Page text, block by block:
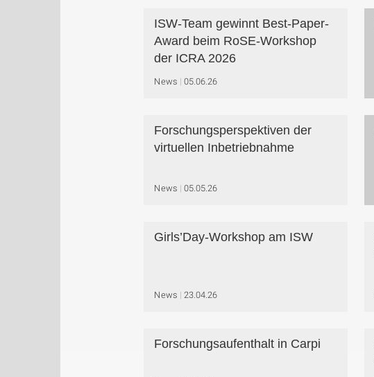
ISW-Team gewinnt Best-Paper-
Award beim RoSE-Workshop
der ICRA 2026
News 05.06.26
Forschungsperspektiven der
virtuellen Inbetriebnahme
News 05.05.26
Girls’Day-Workshop am ISW
News 23.04.26
Forschungsaufenthalt in Carpi